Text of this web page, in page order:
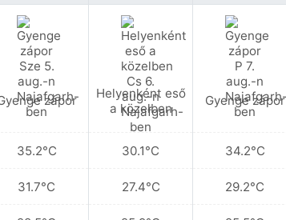
zápor
35.2°C
31.7°C
Helyenként eső
a közelben
30.1°C
27.4°C
Gyenge zápor
34.2°C
29.2°C